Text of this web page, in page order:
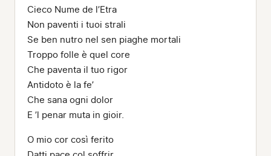
Cieco Nume de l’Etra
Non paventi i tuoi strali
Se ben nutro nel sen piaghe mortali
Troppo folle è quel core
Che paventa il tuo rigor
Antidoto è la fe’
Che sana ogni dolor
E ’l penar muta in gioir.
O mio cor così ferito